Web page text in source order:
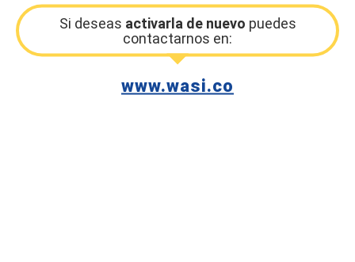
Si deseas activarla de nuevo puedes
contactarnos en:
www.wasi.co